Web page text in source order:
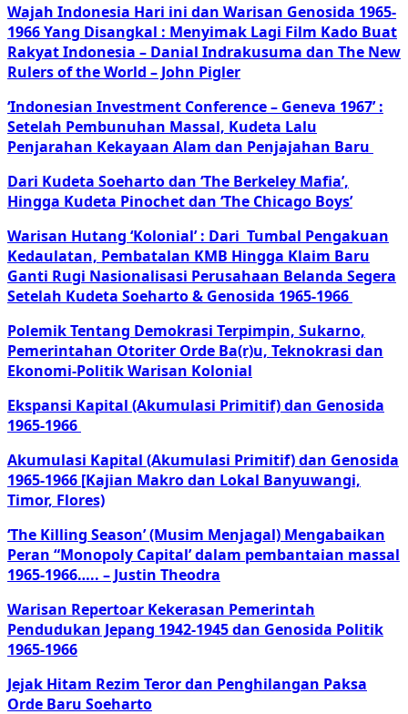
Wajah Indonesia Hari ini dan Warisan Genosida 1965-
1966 Yang Disangkal : Menyimak Lagi Film Kado Buat
Rakyat Indonesia – Danial Indrakusuma dan The New
Rulers of the World – John Pigler
‘Indonesian Investment Conference – Geneva 1967’ :
Setelah Pembunuhan Massal, Kudeta Lalu
Penjarahan Kekayaan Alam dan Penjajahan Baru
Dari Kudeta Soeharto dan ‘The Berkeley Mafia’,
Hingga Kudeta Pinochet dan ‘The Chicago Boys’
Warisan Hutang ‘Kolonial’ : Dari Tumbal Pengakuan
Kedaulatan, Pembatalan KMB Hingga Klaim Baru
Ganti Rugi Nasionalisasi Perusahaan Belanda Segera
Setelah Kudeta Soeharto & Genosida 1965-1966
Polemik Tentang Demokrasi Terpimpin, Sukarno,
Pemerintahan Otoriter Orde Ba(r)u, Teknokrasi dan
Ekonomi-Politik Warisan Kolonial
Ekspansi Kapital (Akumulasi Primitif) dan Genosida
1965-1966
Akumulasi Kapital (Akumulasi Primitif) dan Genosida
1965-1966 [Kajian Makro dan Lokal Banyuwangi,
Timor, Flores)
‘The Killing Season’ (Musim Menjagal) Mengabaikan
Peran “Monopoly Capital’ dalam pembantaian massal
1965-1966….. – Justin Theodra
Warisan Repertoar Kekerasan Pemerintah
Pendudukan Jepang 1942-1945 dan Genosida Politik
1965-1966
Jejak Hitam Rezim Teror dan Penghilangan Paksa
Orde Baru Soeharto